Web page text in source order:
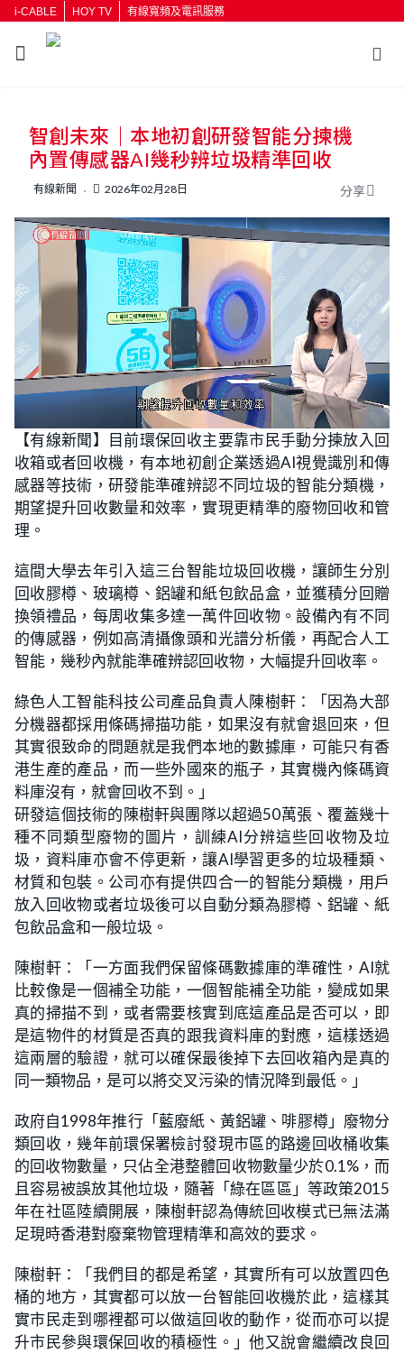
i-CABLE HOY TV 有線寬頻及電訊服務
按輸入鍵開始搜尋
智創未來｜本地初創研發智能分揀機
內置傳感器AI幾秒辨垃圾精準回收
有線新聞 2026年02月28日 分享
n
m
t
e
o
a
d
e
d
:
1
4
.
【有線新聞】目前環保回收主要靠市民手動分揀放入回
收箱或者回收機，有本地初創企業透過AI視覺識別和傳
感器等技術，研發能準確辨認不同垃圾的智能分類機，
期望提升回收數量和效率，實現更精準的廢物回收和管
理。
這間大學去年引入這三台智能垃圾回收機，讓師生分別
回收膠樽、玻璃樽、鋁罐和紙包飲品盒，並獲積分回贈
換領禮品，每周收集多達一萬件回收物。設備內有不同
的傳感器，例如高清攝像頭和光譜分析儀，再配合人工
智能，幾秒內就能準確辨認回收物，大幅提升回收率。
綠色人工智能科技公司產品負責人陳樹軒：「因為大部
分機器都採用條碼掃描功能，如果沒有就會退回來，但
其實很致命的問題就是我們本地的數據庫，可能只有香
港生產的產品，而一些外國來的瓶子，其實機內條碼資
料庫沒有，就會回收不到。」
研發這個技術的陳樹軒與團隊以超過50萬張、覆蓋幾十
種不同類型廢物的圖片，訓練AI分辨這些回收物及垃
圾，資料庫亦會不停更新，讓AI學習更多的垃圾種類、
材質和包裝。公司亦有提供四合一的智能分類機，用戶
放入回收物或者垃圾後可以自動分類為膠樽、鋁罐、紙
包飲品盒和一般垃圾。
陳樹軒：「一方面我們保留條碼數據庫的準確性，AI就
比較像是一個補全功能，一個智能補全功能，變成如果
真的掃描不到，或者需要核實到底這產品是否可以，即
是這物件的材質是否真的跟我資料庫的對應，這樣透過
這兩層的驗證，就可以確保最後掉下去回收箱內是真的
同一類物品，是可以將交叉污染的情況降到最低。」
政府自1998年推行「藍廢紙、黃鋁罐、啡膠樽」廢物分
類回收，幾年前環保署檢討發現市區的路邊回收桶收集
的回收物數量，只佔全港整體回收物數量少於0.1%，而
且容易被誤放其他垃圾，隨著「綠在區區」等政策2015
年在社區陸續開展，陳樹軒認為傳統回收模式已無法滿
足現時香港對廢棄物管理精準和高效的要求。
陳樹軒：「我們目的都是希望，其實所有可以放置四色
桶的地方，其實都可以放一台智能回收機於此，這樣其
實市民走到哪裡都可以做這回收的動作，從而亦可以提
升市民參與環保回收的積極性。」他又說會繼續改良回